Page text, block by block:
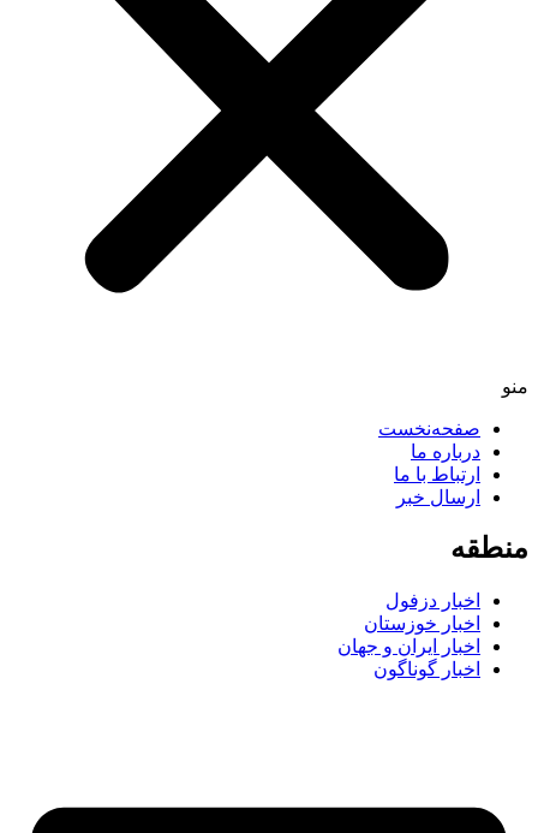
منو
صفحه‌نخست
درباره ما
ارتباط با ما
ارسال خبر
منطقه
اخبار دزفول
اخبار خوزستان
اخبار ایران و جهان
اخبار گوناگون